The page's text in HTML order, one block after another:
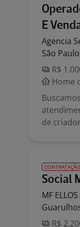
E
Agencia
São
R$
Home
de
Social
MF
R$